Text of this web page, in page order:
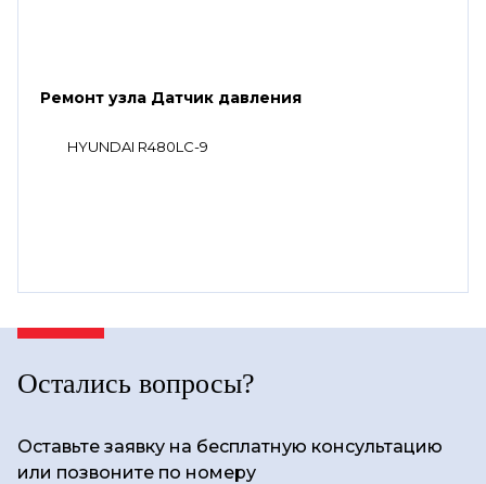
Ремонт узла Датчик давления
HYUNDAI R480LC-9
Остались вопросы?
Оставьте заявку на бесплатную консультацию
или позвоните по номеру